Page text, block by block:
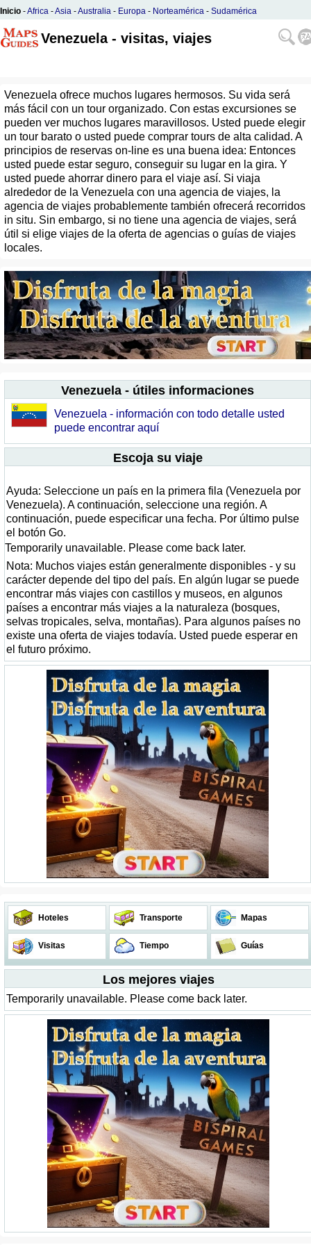
Inicio -Africa -Asia -Australia - Europa - Norteamérica - Sudamérica
Venezuela - visitas, viajes
Venezuela ofrece muchos lugares hermosos. Su vida será
más fácil con un tour organizado. Con estas excursiones se
pueden ver muchos lugares maravillosos. Usted puede elegir
un tour barato o usted puede comprar tours de alta calidad. A
principios de reservas on-line es una buena idea: Entonces
usted puede estar seguro, conseguir su lugar en la gira. Y
usted puede ahorrar dinero para el viaje así. Si viaja
alrededor de la Venezuela con una agencia de viajes, la
agencia de viajes probablemente también ofrecerá recorridos
in situ. Sin embargo, si no tiene una agencia de viajes, será
útil si elige viajes de la oferta de agencias o guías de viajes
locales.
Venezuela - útiles informaciones
Venezuela - información con todo detalle usted
puede encontrar aquí
Escoja su viaje
Ayuda: Seleccione un país en la primera fila (Venezuela por
Venezuela). A continuación, seleccione una región. A
continuación, puede especificar una fecha. Por último pulse
el botón Go.
Temporarily unavailable. Please come back later.
Nota: Muchos viajes están generalmente disponibles - y su
carácter depende del tipo del país. En algún lugar se puede
encontrar más viajes con castillos y museos, en algunos
países a encontrar más viajes a la naturaleza (bosques,
selvas tropicales, selva, montañas). Para algunos países no
existe una oferta de viajes todavía. Usted puede esperar en
el futuro próximo.
Hoteles Transporte Mapas
Visitas Tiempo Guías
Los mejores viajes
Temporarily unavailable. Please come back later.